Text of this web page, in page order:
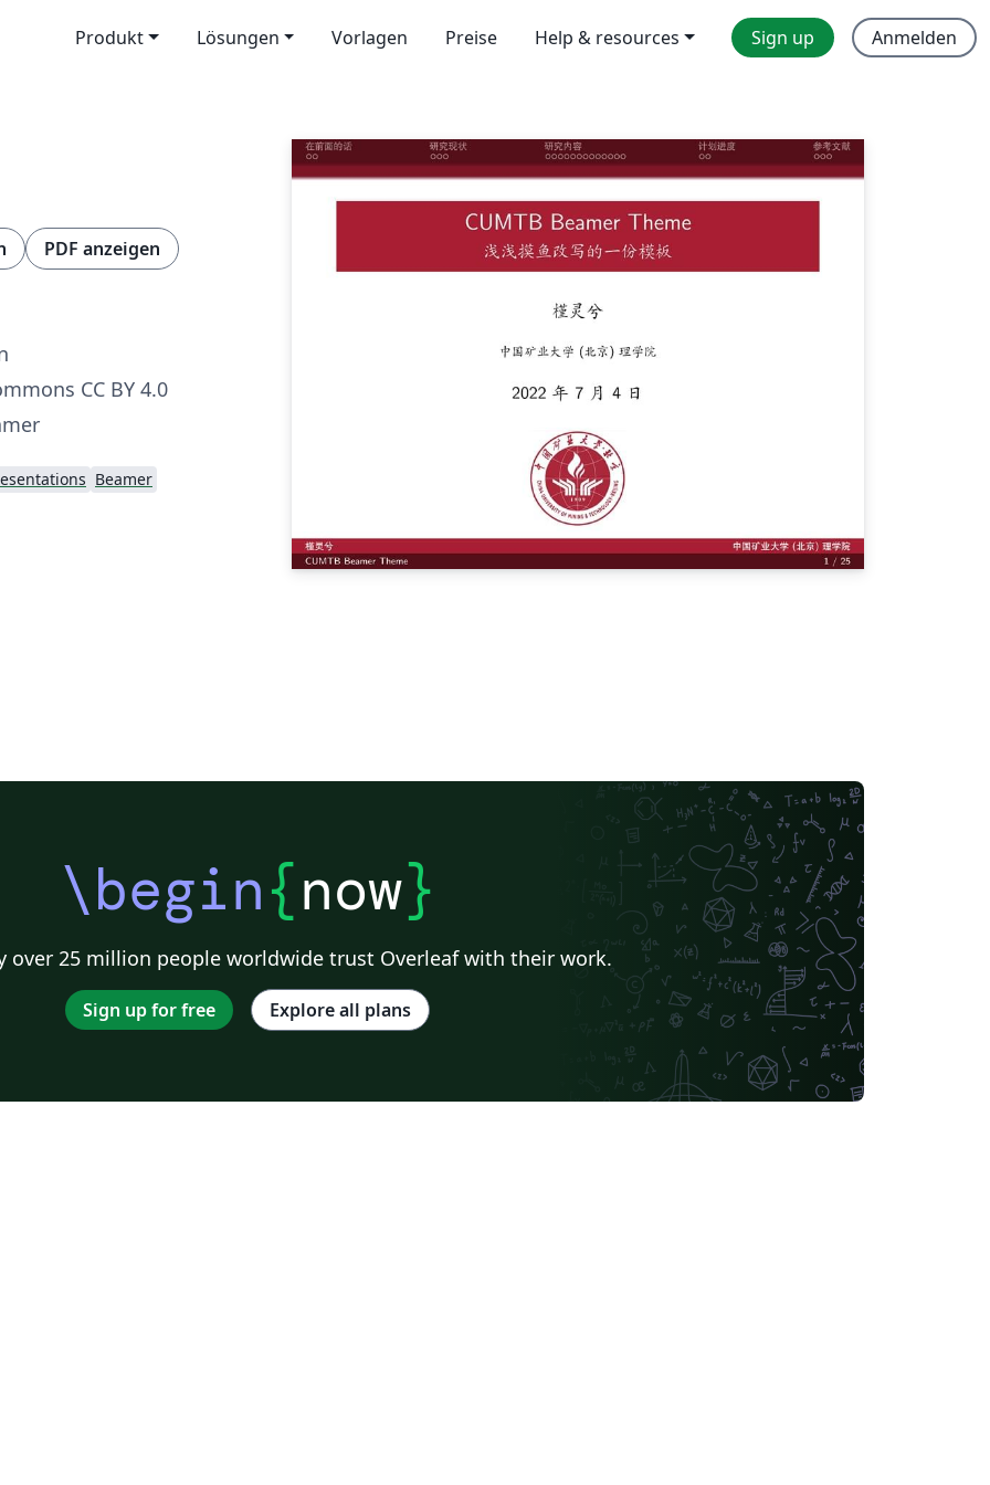
Produkt Lösungen Vorlagen Preise Help & resources Sign up Anmelden
PDF anzeigen
CC BY 4.0
Beamer
\begin{now}
over 25 million people worldwide trust Overleaf with their work.
Sign up for free Explore all plans